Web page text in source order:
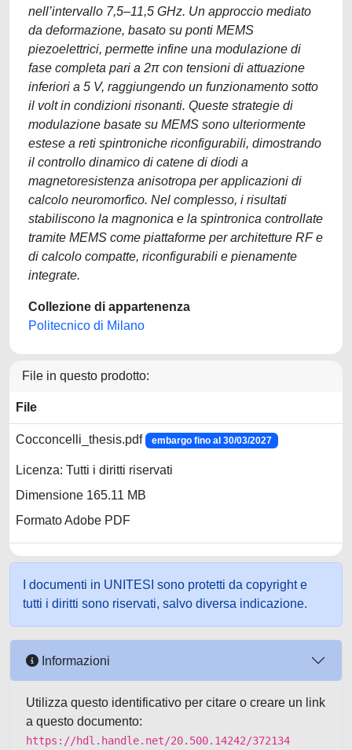
nell’intervallo 7,5–11,5 GHz. Un approccio mediato
da deformazione, basato su ponti MEMS
piezoelettrici, permette infine una modulazione di
fase completa pari a 2π con tensioni di attuazione
inferiori a 5 V, raggiungendo un funzionamento sotto
il volt in condizioni risonanti. Queste strategie di
modulazione basate su MEMS sono ulteriormente
estese a reti spintroniche riconfigurabili, dimostrando
il controllo dinamico di catene di diodi a
magnetoresistenza anisotropa per applicazioni di
calcolo neuromorfico. Nel complesso, i risultati
stabiliscono la magnonica e la spintronica controllate
tramite MEMS come piattaforme per architetture RF e
di calcolo compatte, riconfigurabili e pienamente
integrate.
Collezione di appartenenza
Politecnico di Milano
File in questo prodotto:
File
Cocconcelli_thesis.pdf embargo fino al 30/03/2027
Licenza: Tutti i diritti riservati
Dimensione 165.11 MB
Formato Adobe PDF
I documenti in UNITESI sono protetti da copyright e
tutti i diritti sono riservati, salvo diversa indicazione.
Informazioni
Utilizza questo identificativo per citare o creare un link
a questo documento:
https://hdl.handle.net/20.500.14242/372134